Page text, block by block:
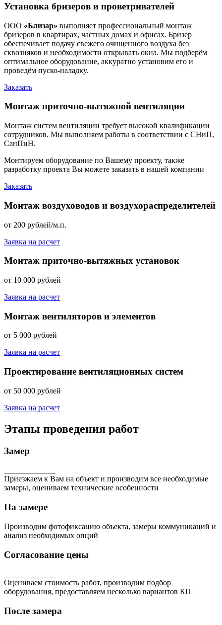
Установка бризеров и проветривателей
ООО «Близар» выполняет профессиональный монтаж
бризеров в квартирах, частных домах и офисах. Бризер
обеспечивает подачу свежего очищенного воздуха без
сквозняков и необходимости открывать окна. Мы подберём
оптимальное оборудование, аккуратно установим его и
проведём пуско-наладку.
Заказать
Монтаж приточно-вытяжной вентиляции
Монтаж систем вентиляции требует высокой квалификации
сотрудников. Мы выполняем работы в соответствии с СНиП,
СанПиН.
Монтируем оборудование по Вашему проекту, также
разработку проекта Вы можете заказать в нашей компании
Заказать
Монтаж воздуховодов и воздухораспределителей
от 200 рублей/м.п.
Заявка на расчет
Монтаж приточно-вытяжных установок
от 10 000 рублей
Заявка на расчет
Монтаж вентиляторов и элементов
от 5 000 рублей
Заявка на расчет
Проектирование вентиляционных систем
от 50 000 рублей
Заявка на расчет
Этапы проведения работ
Замер
Приезжаем к Вам на объект и производим все необходимые
замеры, оцениваем технические особенности
На замере
Производим фотофиксацию объекта, замеры коммуникаций и
анализ необходимых опций
Согласование цены
Оцениваем стоимость работ, производим подбор
оборудования, предоставляем несколько вариантов КП
После замера